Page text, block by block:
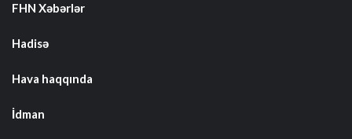
FHN Xəbərlər
Hadisə
Hava haqqında
İdman